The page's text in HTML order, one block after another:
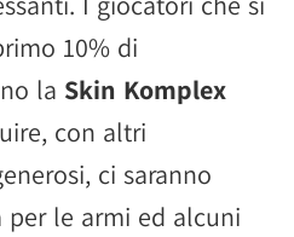
10% di
la Skin Komplex
con altri
ci saranno
per le armi ed alcuni